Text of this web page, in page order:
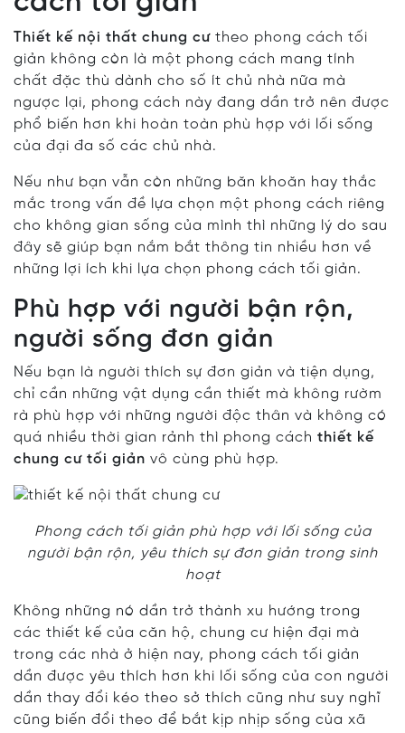
Thiết kế nội thất chung cư theo phong cách tối
giản không còn là một phong cách mang tính
chất đặc thù dành cho số ít chủ nhà nữa mà
ngược lại, phong cách này đang dần trở nên được
phổ biến hơn khi hoàn toàn phù hợp với lối sống
của đại đa số các chủ nhà.
Nếu như bạn vẫn còn những băn khoăn hay thắc
mắc trong vấn đề lựa chọn một phong cách riêng
cho không gian sống của mình thì những lý do sau
đây sẽ giúp bạn nắm bắt thông tin nhiều hơn về
những lợi ích khi lựa chọn phong cách tối giản.
Phù hợp với người bận rộn,
người sống đơn giản
Nếu bạn là người thích sự đơn giản và tiện dụng,
chỉ cần những vật dụng cần thiết mà không rườm
rà phù hợp với những người độc thân và không có
quá nhiều thời gian rảnh thì phong cách thiết kế
chung cư tối giản vô cùng phù hợp.
Phong cách tối giản phù hợp với lối sống của
người bận rộn, yêu thích sự đơn giản trong sinh
hoạt
Không những nó dần trở thành xu hướng trong
các thiết kế của căn hộ, chung cư hiện đại mà
trong các nhà ở hiện nay, phong cách tối giản
dần được yêu thích hơn khi lối sống của con người
dần thay đổi kéo theo sở thích cũng như suy nghĩ
cũng biến đổi theo để bắt kịp nhịp sống của xã